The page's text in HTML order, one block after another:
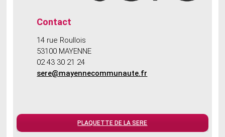
Contact
14 rue Roullois
53100 MAYENNE
02 43 30 21 24
sere@mayennecommunaute.fr
PLAQUETTE DE LA SERE